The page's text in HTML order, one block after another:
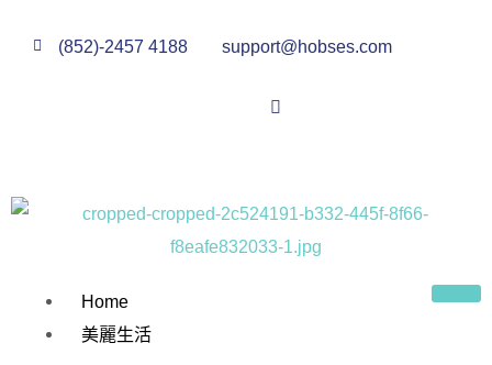
(852)-2457 4188 support@hobses.com
Home
美麗生活